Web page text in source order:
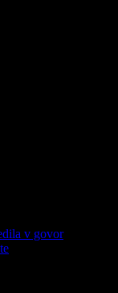
v govor